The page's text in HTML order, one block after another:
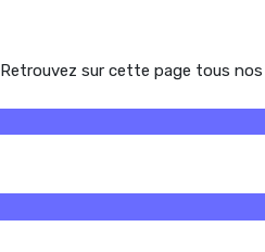
Retrouvez sur cette page tous